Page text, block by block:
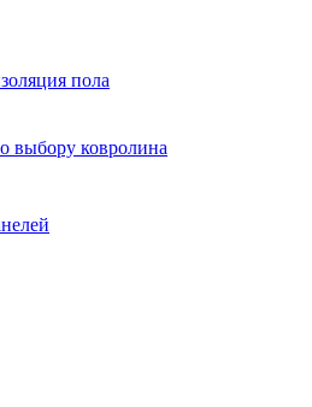
пола
выбору ковролина